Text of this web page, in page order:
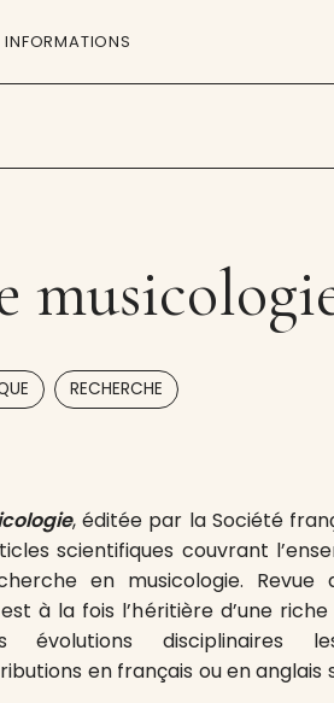
INFORMATIONS
RECHERCHE
, éditée par la Société
scientifiques couvrant
en musicologie.
à la fois l’héritière d’une
disciplinaires
en français ou en